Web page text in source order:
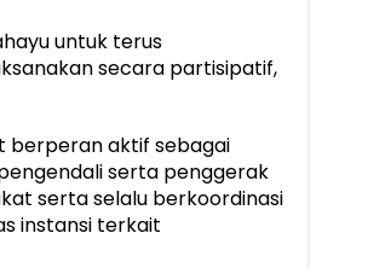
untuk terus
secara partisipatif,
berperan aktif sebagai
serta penggerak
serta selalu berkoordinasi
instansi terkait